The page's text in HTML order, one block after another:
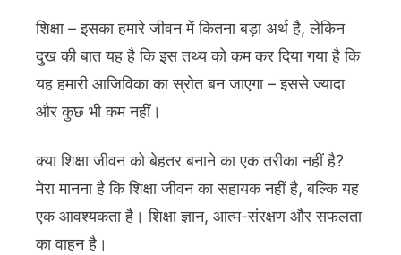
शिक्षा – इसका हमारे जीवन में कितना बड़ा अर्थ है, लेकिन
दुख की बात यह है कि इस तथ्य को कम कर दिया गया है कि
यह हमारी आजिविका का स्रोत बन जाएगा – इससे ज्यादा
और कुछ भी कम नहीं।
क्या शिक्षा जीवन को बेहतर बनाने का एक तरीका नहीं है?
मेरा मानना ​​है कि शिक्षा जीवन का सहायक नहीं है, बल्कि यह
एक आवश्यकता है। शिक्षा ज्ञान, आत्म-संरक्षण और सफलता
का वाहन है।